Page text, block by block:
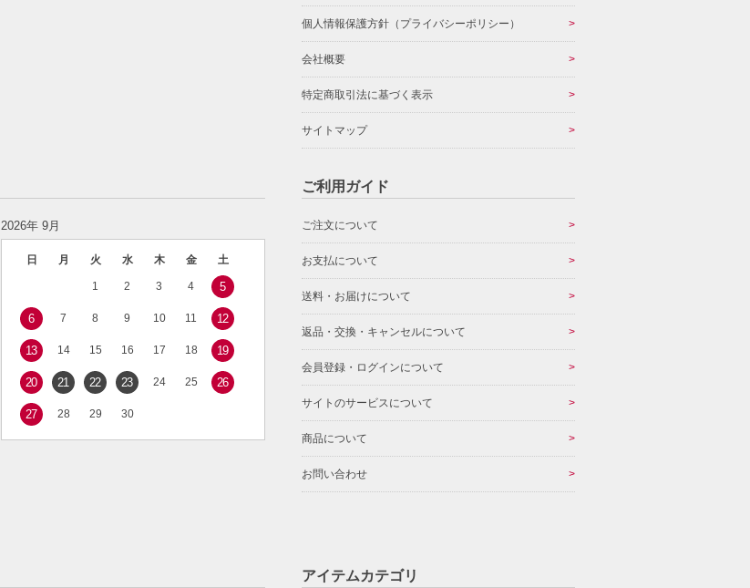
個人情報保護方針（プライバシーポリシー）
会社概要
特定商取引法に基づく表示
サイトマップ
2026年 9月
日 月 火 水 木 金 土
1 2 3 4 5
6 7 8 9 10 11 12
13 14 15 16 17 18 19
20 21 22 23 24 25 26
27 28 29 30
ご利用ガイド
ご注文について
お支払について
送料・お届けについて
返品・交換・キャンセルについて
会員登録・ログインについて
サイトのサービスについて
商品について
お問い合わせ
アイテムカテゴリ